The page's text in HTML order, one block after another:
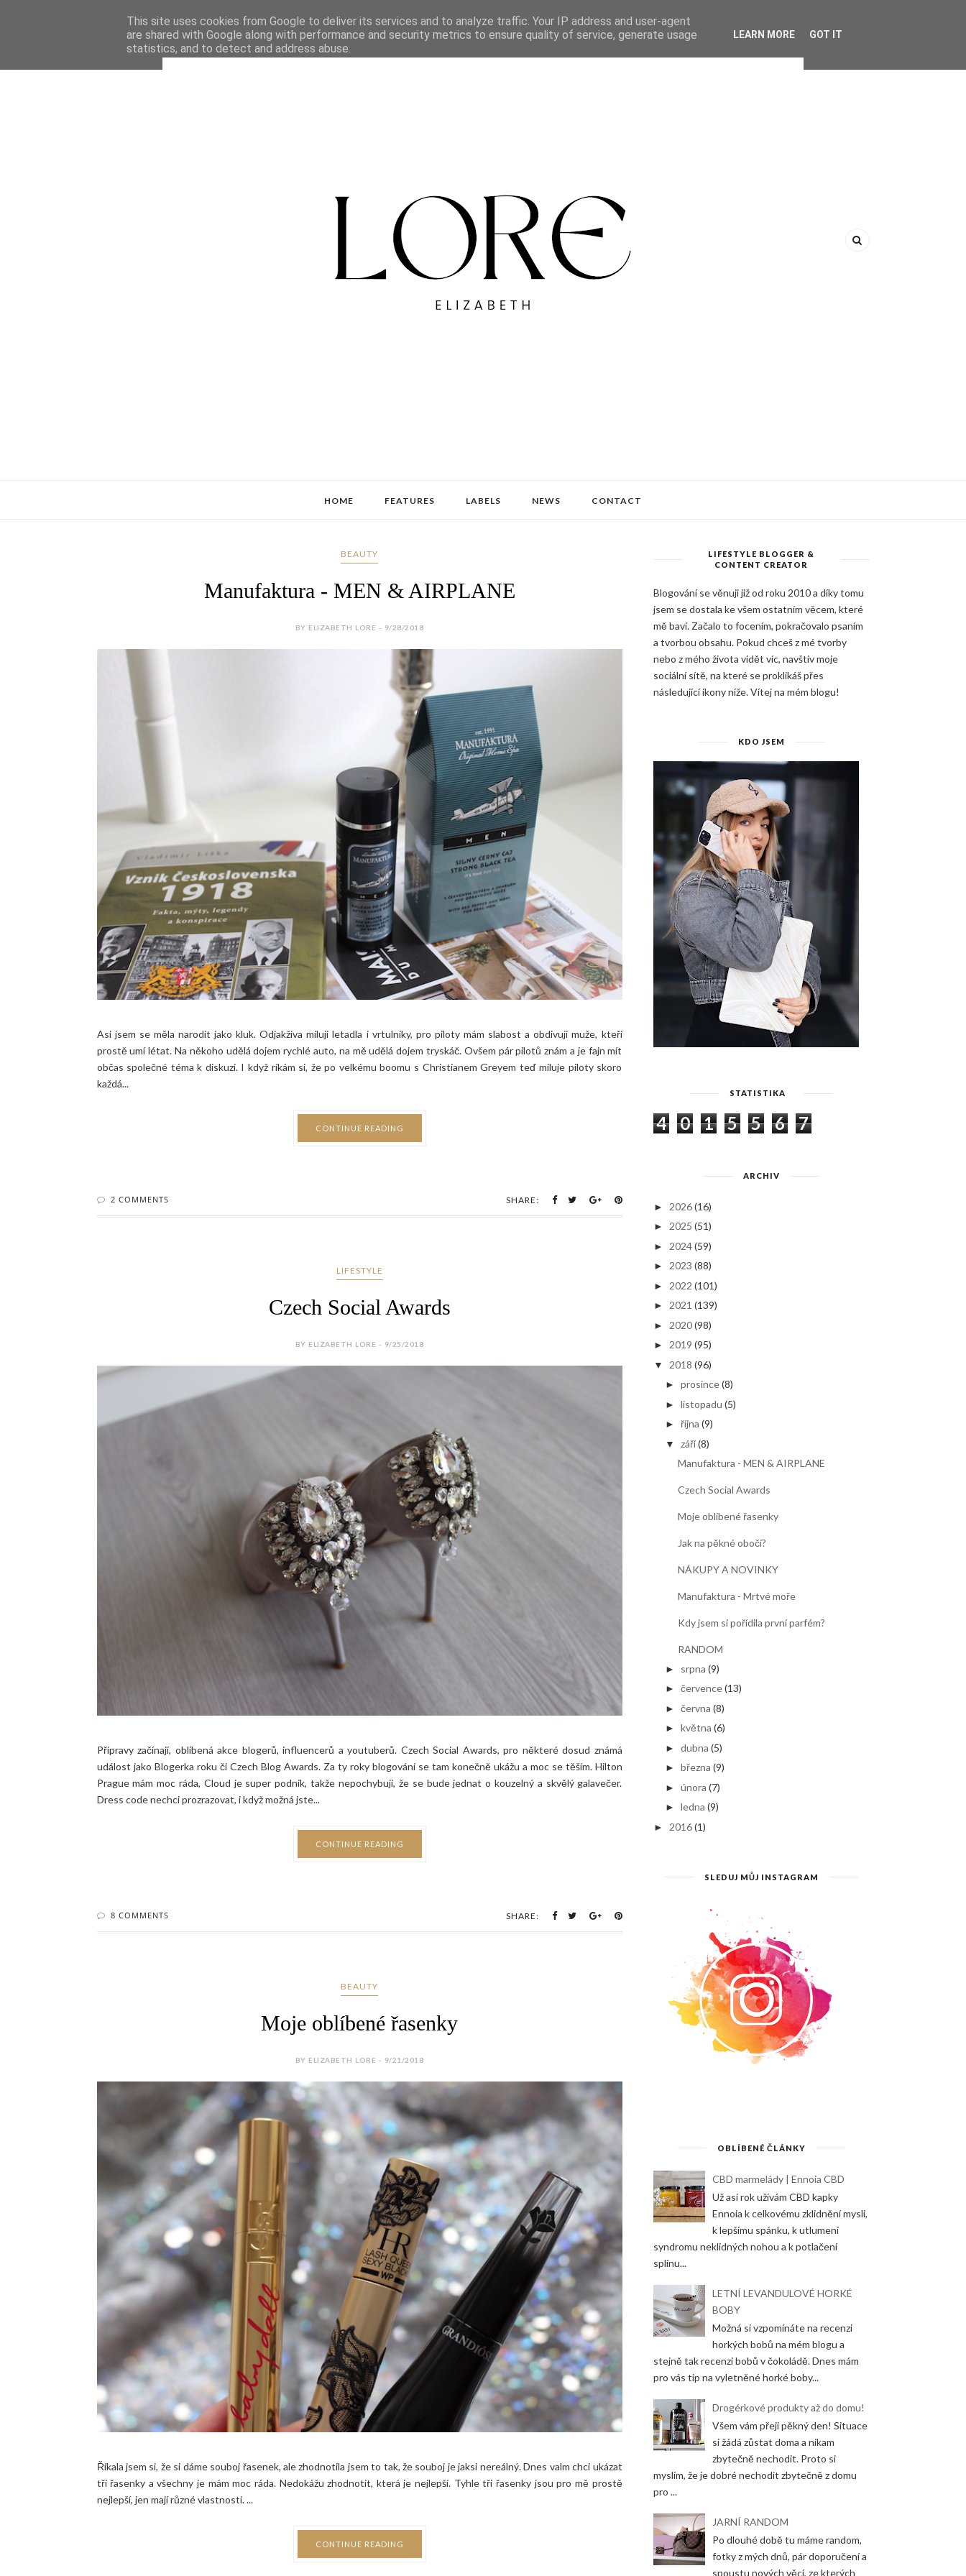
HOME FEATURES LABELS NEWS CONTACT
BEAUTY
Manufaktura - MEN & AIRPLANE
BY ELIZABETH LORE - 9/28/2018
Asi jsem se měla narodit jako kluk. Odjakživa miluji letadla i vrtulníky, pro piloty mám slabost a obdivuji muže, kteří
prostě umí létat. Na někoho udělá dojem rychlé auto, na mě udělá dojem tryskáč. Ovšem pár pilotů znám a je fajn mít
občas společné téma k diskuzi. I když ríkám si, že po velkému boomu s Christianem Greyem teď miluje piloty skoro
každá...
CONTINUE READING
2 COMMENTS SHARE:
LIFESTYLE
Czech Social Awards
BY ELIZABETH LORE - 9/25/2018
Přípravy začínají, oblíbená akce blogerů, influencerů a youtuberů. Czech Social Awards, pro některé dosud známá
událost jako Blogerka roku či Czech Blog Awards. Za ty roky blogování se tam konečně ukážu a moc se těším. Hilton
Prague mám moc ráda, Cloud je super podnik, takže nepochybuji, že se bude jednat o kouzelný a skvělý galavečer.
Dress code nechci prozrazovat, i když možná jste...
CONTINUE READING
8 COMMENTS SHARE:
BEAUTY
Moje oblíbené řasenky
BY ELIZABETH LORE - 9/21/2018
Říkala jsem si, že si dáme souboj řasenek, ale zhodnotila jsem to tak, že souboj je jaksi nereálný. Dnes valm chci ukázat
tři řasenky a všechny je mám moc ráda. Nedokážu zhodnotit, která je nejlepší. Tyhle tři řasenky jsou pro mě prostě
nejlepší, jen mají různé vlastnosti. ...
CONTINUE READING
LIFESTYLE BLOGGER &
CONTENT CREATOR
Blogování se věnuji již od roku 2010 a díky tomu
jsem se dostala ke všem ostatním věcem, které
mě baví. Začalo to focením, pokračovalo psaním
a tvorbou obsahu. Pokud chceš z mé tvorby
nebo z mého života vidět víc, navštiv moje
sociální sítě, na které se proklikáš přes
následující ikony níže. Vítej na mém blogu!
KDO JSEM
STATISTIKA
4 0 1 5 5 6 7
ARCHIV
► 2026 (16)
► 2025 (51)
► 2024 (59)
► 2023 (88)
► 2022 (101)
► 2021 (139)
► 2020 (98)
► 2019 (95)
▼ 2018 (96)
►prosince(8)
►listopadu (5)
►října (9)
▼ září(8)
Manufaktura - MEN & AIRPLANE
Czech Social Awards
Moje oblíbené řasenky
Jak na pěkné obočí?
NÁKUPY A NOVINKY
Manufaktura - Mrtvé moře
Kdy jsem si pořídila první parfém?
RANDOM
► srpna (9)
►července(13)
►června (8)
►května (6)
►dubna (5)
►března (9)
►února (7)
►ledna (9)
► 2016 (1)
SLEDUJ MŮJ INSTAGRAM
OBLÍBENÉ ČLÁNKY
CBD marmelády | Ennoia CBD
Už asi rok užívám CBD kapky
Ennoia k celkovému zklidnění mysli,
k lepšímu spánku, k utlumení
syndromu neklidných nohou a k potlačení
splínu...
LETNÍ LEVANDULOVÉ HORKÉ
BOBY
Možná si vzpomínáte na recenzi
horkých bobů na mém blogu a
stejně tak recenzi bobů v čokoládě. Dnes mám
pro vás tip na vyletněné horké boby...
Drogérkové produkty až do domu!
Všem vám přeji pěkný den! Situace
si žádá zůstat doma a nikam
zbytečně nechodit. Proto si
myslím, že je dobré nechodit zbytečně z domu
pro ...
JARNÍ RANDOM
Po dlouhé době tu máme random,
fotky z mých dnů, pár doporučení a
spoustu nových věcí, ze kterých
This site uses cookies from Google to deliver its services and to analyze traffic. Your IP address and user-agent
are shared with Google along with performance and security metrics to ensure quality of service, generate usage
statistics, and to detect and address abuse.
LEARN MORE GOT IT